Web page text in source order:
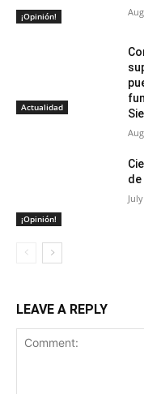
¡Opinión!
Actualidad
¡Opinión!
de
LEAVE A REPLY